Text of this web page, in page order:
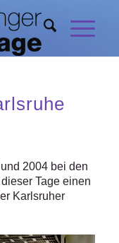
2004 bei den
Tage einen
Karlsruher